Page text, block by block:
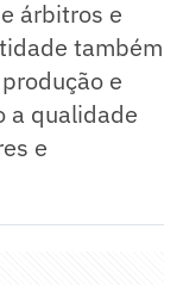
árbitros e
também
e
a qualidade
e